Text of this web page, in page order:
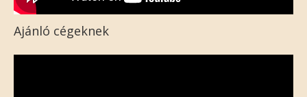
Ajánló cégeknek